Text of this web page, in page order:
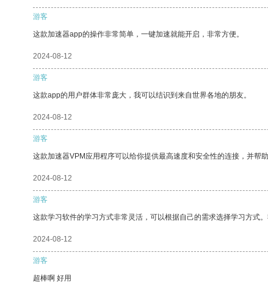
游客
这款加速器app的操作非常简单，一键加速就能开启，非常方便。
2024-08-12
游客
这款app的用户群体非常庞大，我可以结识到来自世界各地的朋友。
2024-08-12
游客
这款加速器VPM应用程序可以给你提供最高速度和安全性的连接，并帮
2024-08-12
游客
这款学习软件的学习方式非常灵活，可以根据自己的需求选择学习方式
2024-08-12
游客
超棒啊 好用